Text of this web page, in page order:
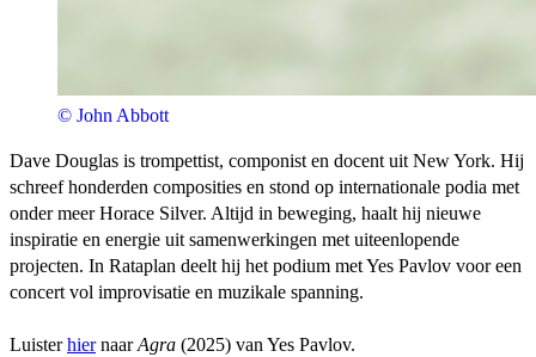
© John Abbott
Dave Douglas is trompettist, componist en docent uit New York. Hij
schreef honderden composities en stond op internationale podia met
onder meer Horace Silver. Altijd in beweging, haalt hij nieuwe
inspiratie en energie uit samenwerkingen met uiteenlopende
projecten. In Rataplan deelt hij het podium met Yes Pavlov voor een
concert vol improvisatie en muzikale spanning.
LuisterhiernaarAgra (2025) van Yes Pavlov.